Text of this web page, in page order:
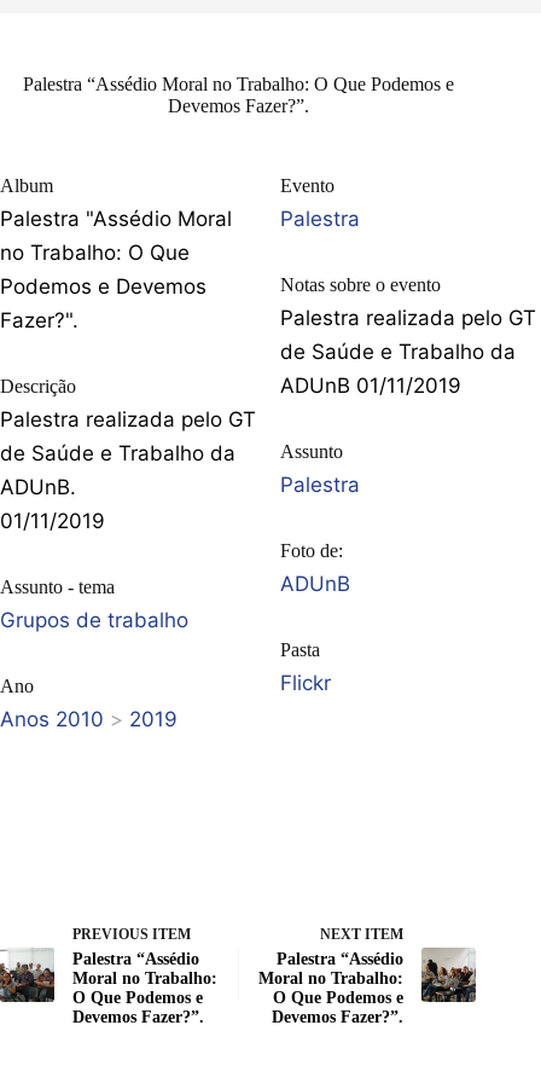
Palestra “Assédio Moral no Trabalho: O Que Podemos e
Devemos Fazer?”.
Album
Palestra "Assédio Moral
no Trabalho: O Que
Podemos e Devemos
Fazer?".
Descrição
Palestra realizada pelo GT
de Saúde e Trabalho da
ADUnB.
01/11/2019
Assunto - tema
Grupos de trabalho
Ano
Anos 2010 > 2019
Evento
Palestra
Notas sobre o evento
Palestra realizada pelo GT
de Saúde e Trabalho da
ADUnB 01/11/2019
Assunto
Palestra
Foto de:
ADUnB
Pasta
Flickr
PREVIOUS ITEM
Palestra “Assédio
Moral no Trabalho:
O Que Podemos e
Devemos Fazer?”.
NEXT ITEM
Palestra “Assédio
Moral no Trabalho:
O Que Podemos e
Devemos Fazer?”.